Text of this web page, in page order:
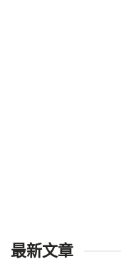
最新文章